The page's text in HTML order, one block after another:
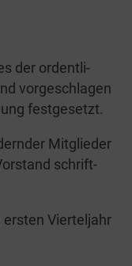
der ordent­li­
vor­ge­schla­gen
festgesetzt.
Mit­glie­der
schrift­
Vier­tel­jahr